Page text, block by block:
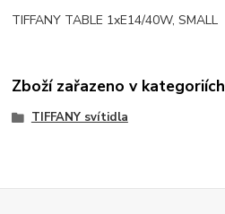
TIFFANY TABLE 1xE14/40W, SMALL
Zboží zařazeno v kategoriích
TIFFANY svítidla